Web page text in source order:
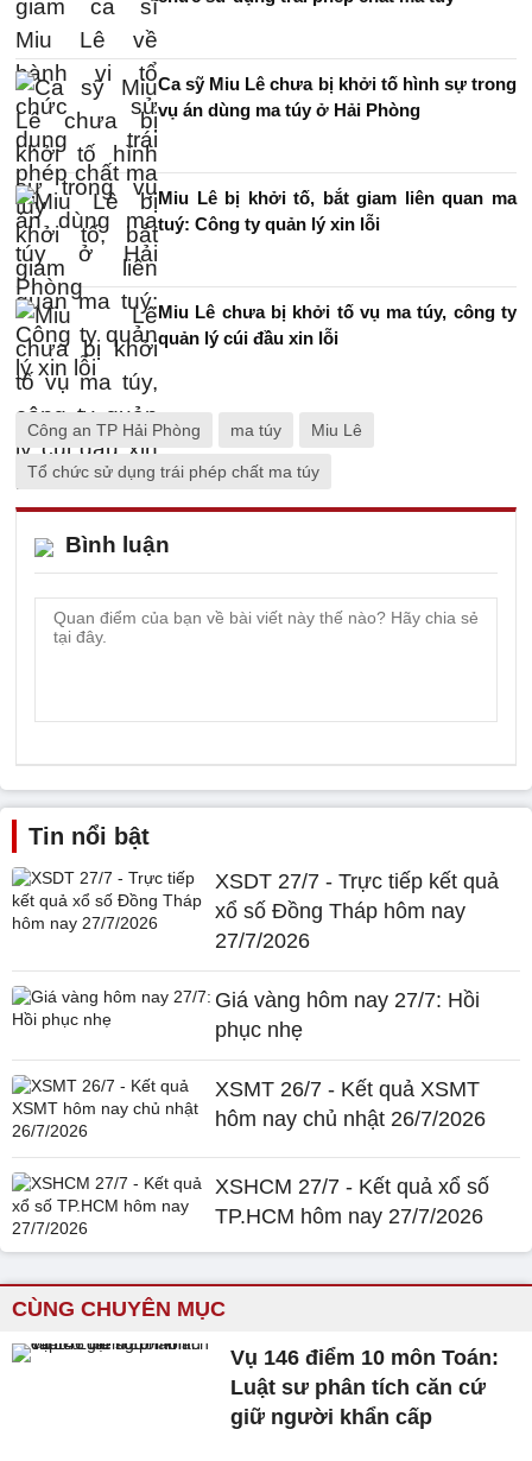
Ca sỹ Miu Lê chưa bị khởi tố hình sự trong
vụ án dùng ma túy ở Hải Phòng
Miu Lê bị khởi tố, bắt giam liên quan ma
tuý: Công ty quản lý xin lỗi
Miu Lê chưa bị khởi tố vụ ma túy, công ty
quản lý cúi đầu xin lỗi
Công an TP Hải Phòng ma túy Miu Lê
Tổ chức sử dụng trái phép chất ma túy
Bình luận
Tin nổi bật
XSDT 27/7 - Trực tiếp kết quả
xổ số Đồng Tháp hôm nay
27/7/2026
Giá vàng hôm nay 27/7: Hồi
phục nhẹ
XSMT 26/7 - Kết quả XSMT
hôm nay chủ nhật 26/7/2026
XSHCM 27/7 - Kết quả xổ số
TP.HCM hôm nay 27/7/2026
CÙNG CHUYÊN MỤC
Vụ 146 điểm 10 môn Toán:
Luật sư phân tích căn cứ
giữ người khẩn cấp